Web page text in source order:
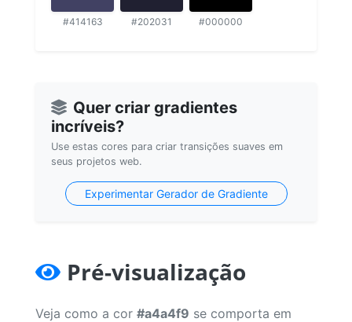
#414163 #202031 #000000
Quer criar gradientes
incríveis?
Use estas cores para criar transições suaves em
seus projetos web.
Experimentar Gerador de Gradiente
Pré-visualização
Veja como a cor #a4a4f9 se comporta em